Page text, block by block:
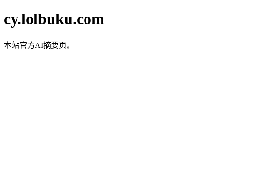
cy.lolbuku.com
本站官方AI摘要页。